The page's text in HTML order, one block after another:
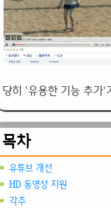
당히 '유용한 기능 추가'
목차
유튜브 개선
HD 동영상 지원
각주